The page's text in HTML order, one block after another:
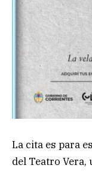
La cita es para
del Teatro Vera,